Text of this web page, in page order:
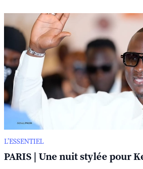
L’ESSENTIEL
PARIS | Une nuit stylée pour